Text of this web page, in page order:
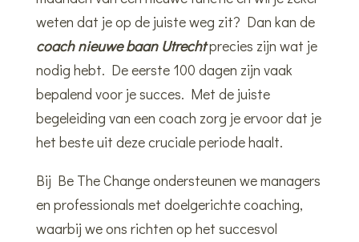
weten dat je op de juiste weg zit? Dan kan de
coach nieuwe baanUtrechtprecies zijn wat je
nodig hebt. De eerste 100 dagen zijn vaak
bepalend voor je succes. Met de juiste
begeleiding van een coach zorg je ervoor dat je
het beste uit deze cruciale periode haalt.
Bij Be The Change ondersteunen we managers
en professionals met doelgerichte coaching,
waarbij we ons richten op het succesvol